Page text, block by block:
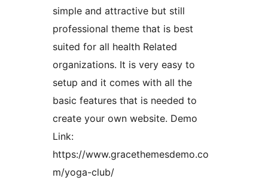
simple and attractive but still
professional theme that is best
suited for all health Related
organizations. It is very easy to
setup and it comes with all the
basic features that is needed to
create your own website. Demo
Link:
https://www.gracethemesdemo.co
m/yoga-club/